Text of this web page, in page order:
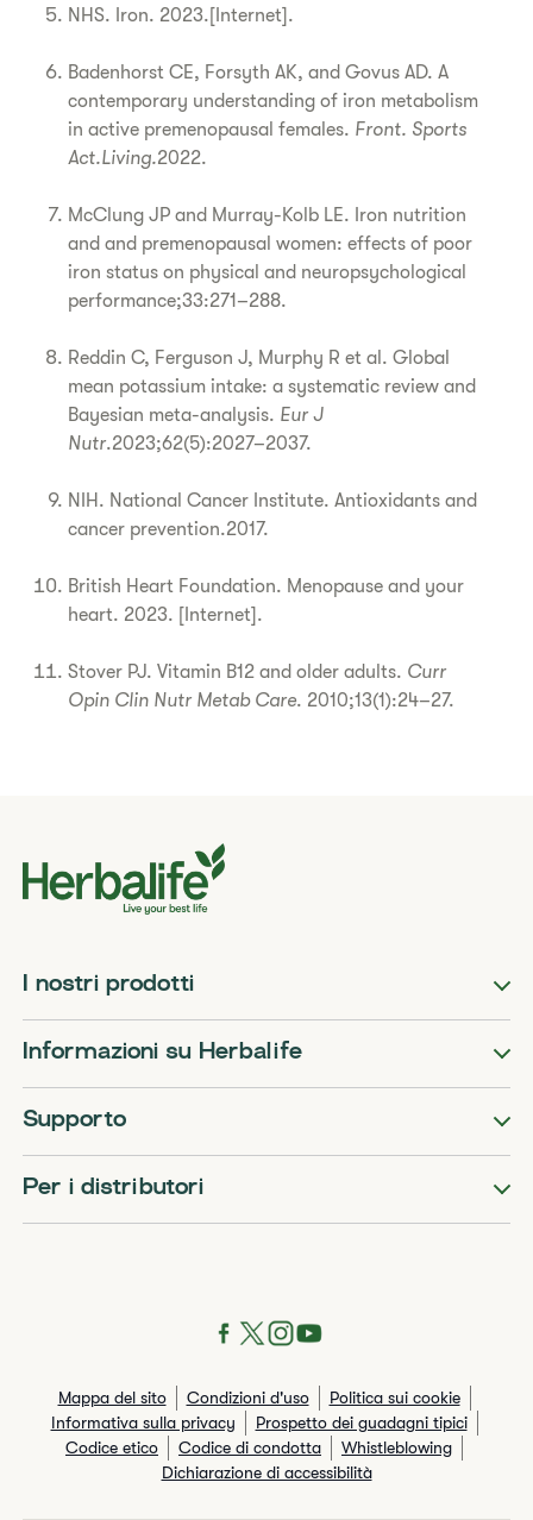
NHS. Iron. 2023.[Internet].
Badenhorst CE, Forsyth AK, and Govus AD. A
contemporary understanding of iron metabolism
in active premenopausal females. Front. Sports
Act.Living.2022.
McClung JP and Murray-Kolb LE. Iron nutrition
and and premenopausal women: effects of poor
iron status on physical and neuropsychological
performance;33:271–288.
Reddin C, Ferguson J, Murphy R et al. Global
mean potassium intake: a systematic review and
Bayesian meta-analysis. Eur J
Nutr.2023;62(5):2027–2037.
NIH. National Cancer Institute. Antioxidants and
cancer prevention.2017.
British Heart Foundation. Menopause and your
heart. 2023. [Internet].
Stover PJ. Vitamin B12 and older adults. Curr
Opin Clin Nutr Metab Care. 2010;13(1):24–27.
I nostri prodotti
Informazioni su Herbalife
Supporto
Per i distributori
Mappa del sito Condizioni d'uso
Politica sui cookie
Informativa sulla privacy
Prospetto dei guadagni tipici
Codice etico
Codice di condotta
Whistleblowing
Dichiarazione di accessibilità